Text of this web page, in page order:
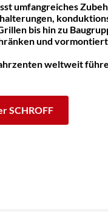
umfangreiches
bis hin zu
und
weltweit
SCHROFF